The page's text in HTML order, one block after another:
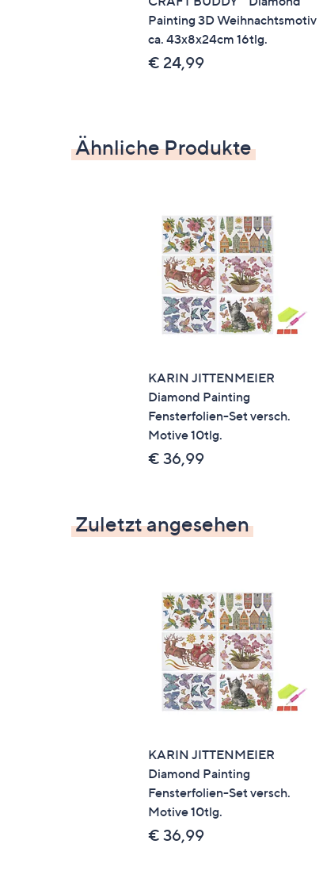
Painting 3D Weihnachtsmotiv
ca. 43x8x24cm 16tlg.
€ 24,99
Ähnliche Produkte
KARIN JITTENMEIER
Diamond Painting
Fensterfolien-Set versch.
Motive 10tlg.
€ 36,99
Zuletzt angesehen
KARIN JITTENMEIER
Diamond Painting
Fensterfolien-Set versch.
Motive 10tlg.
€ 36,99